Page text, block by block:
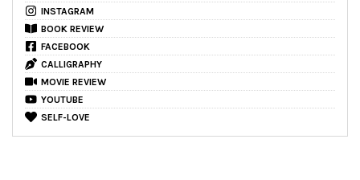
INSTAGRAM
BOOK REVIEW
FACEBOOK
CALLIGRAPHY
MOVIE REVIEW
YOUTUBE
SELF-LOVE